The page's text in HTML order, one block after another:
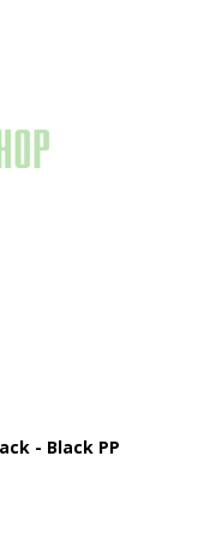
- Black PP